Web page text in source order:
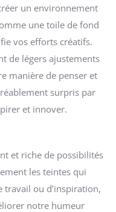
un environnement
une toile de fond
vos efforts créatifs.
de légers ajustements
manière de penser et
surpris par
et innover.
et riche de possibilités
les teintes qui
ou d’inspiration,
notre humeur